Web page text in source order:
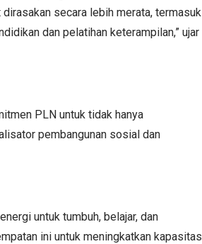
secara lebih merata, termasuk
dan pelatihan keterampilan,” ujar
PLN untuk tidak hanya
pembangunan sosial dan
untuk tumbuh, belajar, dan
ini untuk meningkatkan kapasitas